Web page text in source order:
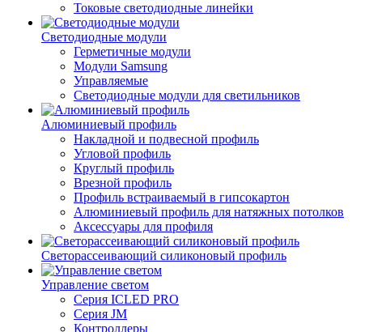
Токовые светодиодные линейки
Светодиодные модули
Герметичные модули
Модули Samsung
Управляемые
Светодиодные модули для светильников
Алюминиевый профиль
Накладной и подвесной профиль
Угловой профиль
Круглый профиль
Врезной профиль
Профиль встраиваемый в гипсокартон
Алюминиевый профиль для натяжных потолков
Аксессуары для профиля
Светорассеивающий силиконовый профиль
Управление светом
Серия ICLED PRO
Серия JM
Контроллеры